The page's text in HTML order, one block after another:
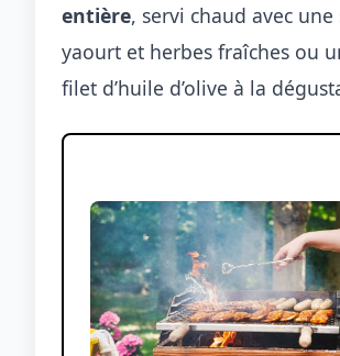
entière, servi chaud avec une
yaourt et herbes fraîches ou
filet d’huile d’olive à la